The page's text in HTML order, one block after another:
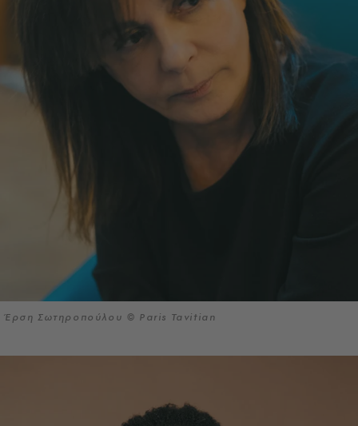
Έρση Σωτηροπούλου © Paris Tavitian